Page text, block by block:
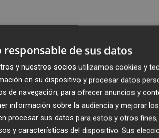
hace con masa madre, levadura y sin
en Murcia. Cada vez son más los
la vida', y muestra de ello son las
de la ciudad.
que hace apenas un mes
al establecimiento en el centro
responsable de sus datos
y nuestros socios utilizamos cookies y
en su dispositivo y procesar datos
de navegación, para ofrecer anuncios y
información sobre la audiencia y mejorar
procesar sus datos para estos y otros
y características del dispositivo. Sus